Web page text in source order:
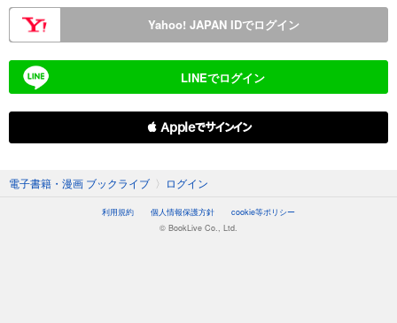
Yahoo! JAPAN IDでログイン
LINEでログイン
 Appleでサインイン
電子書籍・漫画 ブックライブ 〉 ログイン
利用規約 個人情報保護方針
cookie等ポリシー
© BookLive Co., Ltd.